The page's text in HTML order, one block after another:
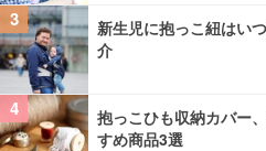
3
新生児に抱っこ紐はい
介
4
抱っこひも収納カバー
すめ商品3選